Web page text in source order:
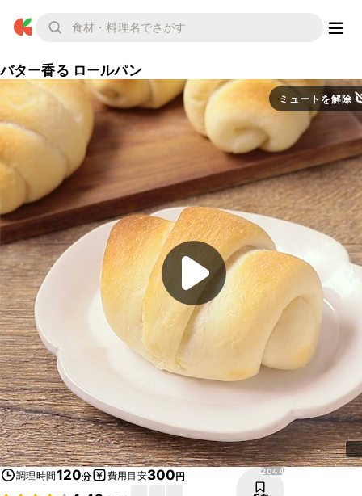
バター香る ロールパン
ミュートを解除
調理時間120分 費用目安300円 2044